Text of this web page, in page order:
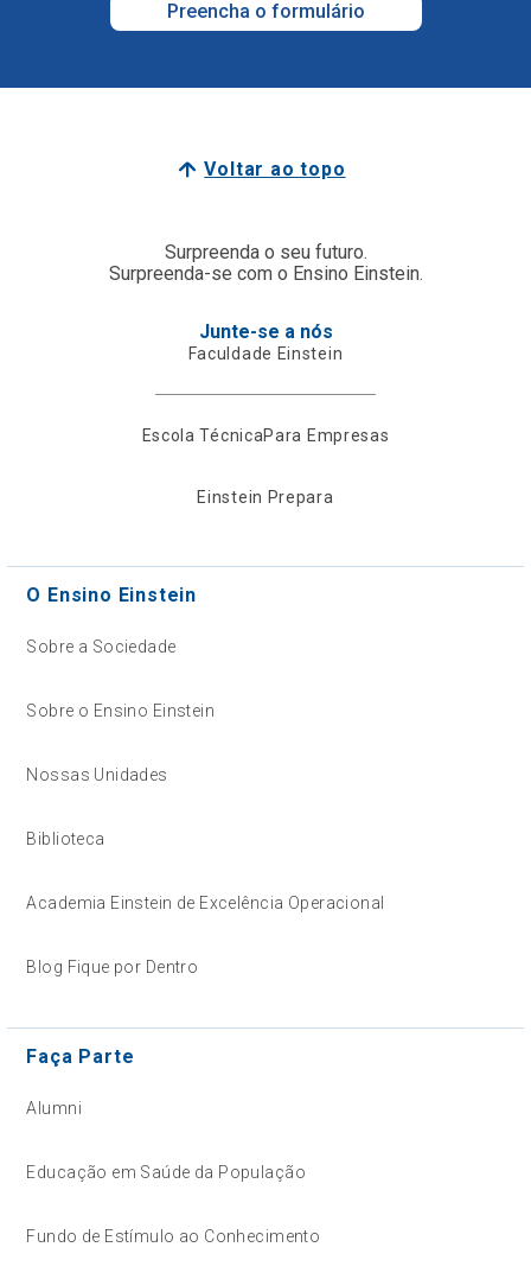
Preencha o formulário
Voltar ao topo
Surpreenda o seu futuro.
Surpreenda-se com o Ensino Einstein.
Junte-se a nós
Faculdade Einstein
Escola TécnicaPara Empresas
Einstein Prepara
O Ensino Einstein
Sobre a Sociedade
Sobre o Ensino Einstein
Nossas Unidades
Biblioteca
Academia Einstein de Excelência Operacional
Blog Fique por Dentro
Faça Parte
Alumni
Educação em Saúde da População
Fundo de Estímulo ao Conhecimento